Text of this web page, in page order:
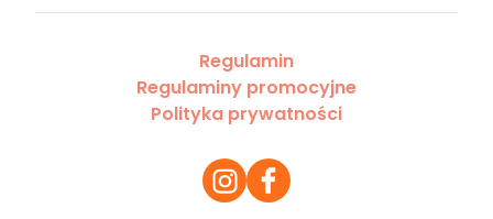
Regulamin
Regulaminy promocyjne
Polityka prywatności